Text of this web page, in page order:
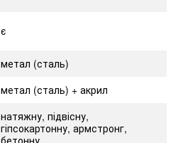
є
метал (сталь)
метал (сталь) + акрил
натяжну, підвісну,
гіпсокартонну, армстронг,
бетонну